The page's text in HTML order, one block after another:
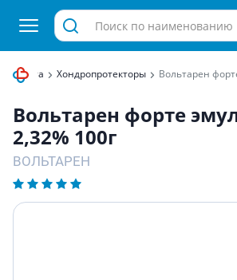
Хондропротекторы Вольтарен
Вольтарен форте
2,32% 100г
ВОЛЬТАРЕН